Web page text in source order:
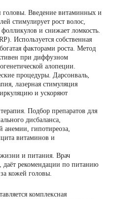
головы. Введение витаминных и
стимулирует рост волос,
и снижает ломкость.
Используется собственная
факторами роста. Метод
при диффузном
алопеции.
процедуры. Дарсонваль,
лазерная стимуляция
и ускоряют
Подбор препаратов для
дисбаланса,
анемии, гипотиреоза,
витаминов и
и питания. Врач
даёт рекомендации по питанию
кожей головы.
комплексная